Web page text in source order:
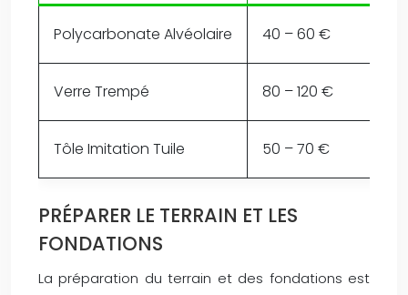
Polycarbonate Alvéolaire 40 – 60 €
Verre Trempé 80 – 120 €
Tôle Imitation Tuile 50 – 70 €
PRÉPARER LE TERRAIN ET LES
FONDATIONS
La préparation du terrain et des fondations est